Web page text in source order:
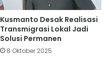
Kusmanto Desak Realisasi
Transmigrasi Lokal Jadi
Solusi Permanen
8 Oktober 2025